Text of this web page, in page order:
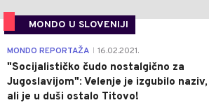
MONDO U SLOVENIJI
MONDO REPORTAŽA 16.02.2021.
"Socijalističko čudo nostalgično za
Jugoslavijom": Velenje je izgubilo naziv,
ali je u duši ostalo Titovo!